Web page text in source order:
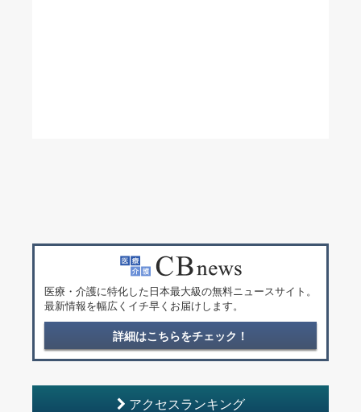
医療・介護に特化した日本最大級の無料ニュースサイト。
最新情報を幅広くイチ早くお届けします。
詳細はこちらをチェック！
アクセスランキング